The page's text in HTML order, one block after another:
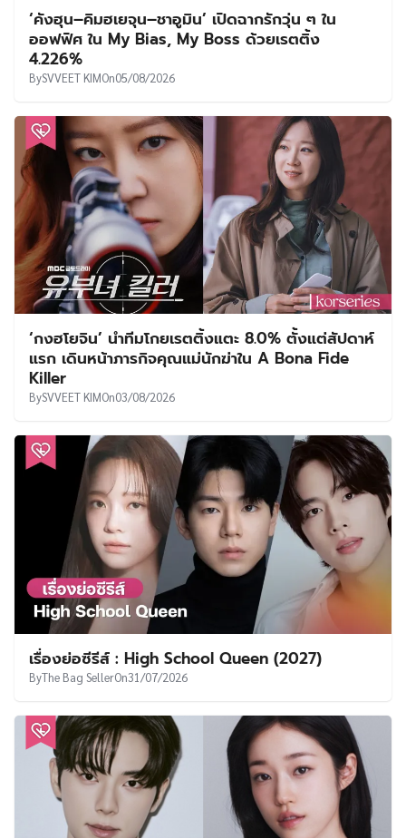
‘คังฮุน–คิมฮเยจุน–ชาอูมิน’ เปิดฉากรักวุ่น ๆ ใน
ออฟฟิศ ใน My Bias, My Boss ด้วยเรตติ้ง
4.226%
BySVVEET KIMOn05/08/2026
‘กงฮโยจิน’ นำทีมโกยเรตติ้งแตะ 8.0% ตั้งแต่สัปดาห์
แรก เดินหน้าภารกิจคุณแม่นักฆ่าใน A Bona Fide
Killer
BySVVEET KIMOn03/08/2026
เรื่องย่อซีรีส์ : High School Queen (2027)
ByThe Bag SellerOn31/07/2026